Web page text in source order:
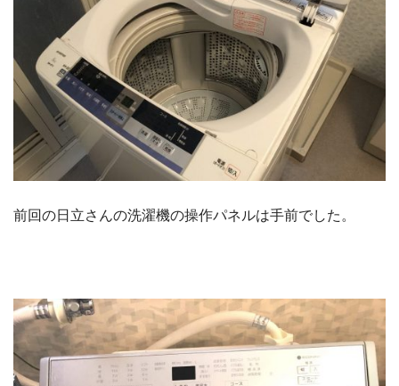
前回の日立さんの洗濯機の操作パネルは手前でした。